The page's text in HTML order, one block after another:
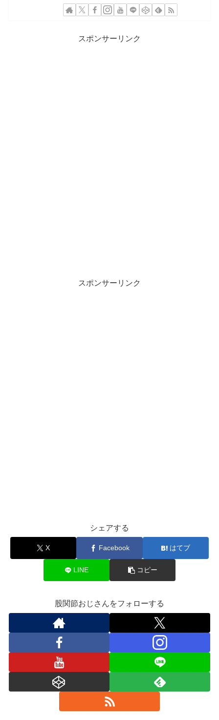
スポンサーリンク
スポンサーリンク
シェアする
X Facebook はてブ
LINE コピー
股関節おじさんをフォローする